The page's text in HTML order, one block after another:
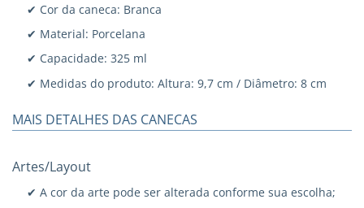
✔ Cor da caneca: Branca
✔ Material: Porcelana
✔ Capacidade: 325 ml
✔ Medidas do produto: Altura: 9,7 cm / Diâmetro: 8 cm
MAIS DETALHES DAS CANECAS
Artes/Layout
✔ A cor da arte pode ser alterada conforme sua escolha;